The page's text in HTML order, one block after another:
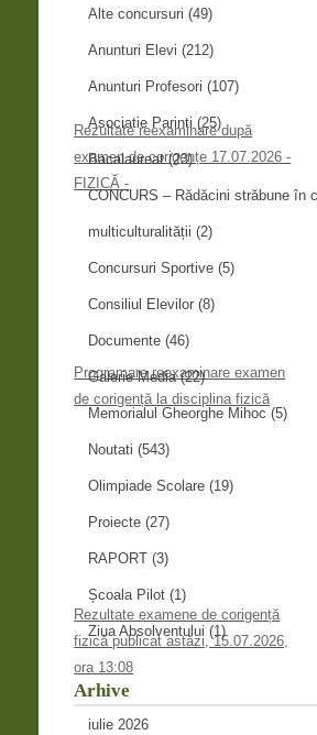
Rezultate reexaminare după
examen de corigențe 17.07.2026 -
FIZICĂ -
Programare reexaminare examen
de corigență la disciplina fizică
Rezultate examene de corigență
fizică publicat astăzi, 15.07.2026,
ora 13:08
Alte concursuri (49)
Anunturi Elevi (212)
Anunturi Profesori (107)
Asociatie Parinti (25)
Bacalaureat(23)
CONCURS – Rădăcini străbune în
multiculturalității (2)
Concursuri Sportive (5)
Consiliul Elevilor (8)
Documente (46)
Galerie Media(22)
Memorialul Gheorghe Mihoc (5)
Noutati (543)
Olimpiade Scolare (19)
Proiecte (27)
RAPORT (3)
Școala Pilot (1)
Ziua Absolventului (1)
Arhive
iulie 2026